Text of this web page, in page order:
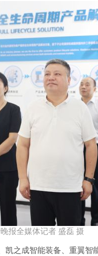
报全媒体记者 盛磊 摄
凯之成智能装备、重翼